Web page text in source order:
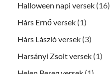
Halloween napi versek (16)
Hárs Ernő versek (1)
Hárs László versek (3)
Harsányi Zsolt versek (1)